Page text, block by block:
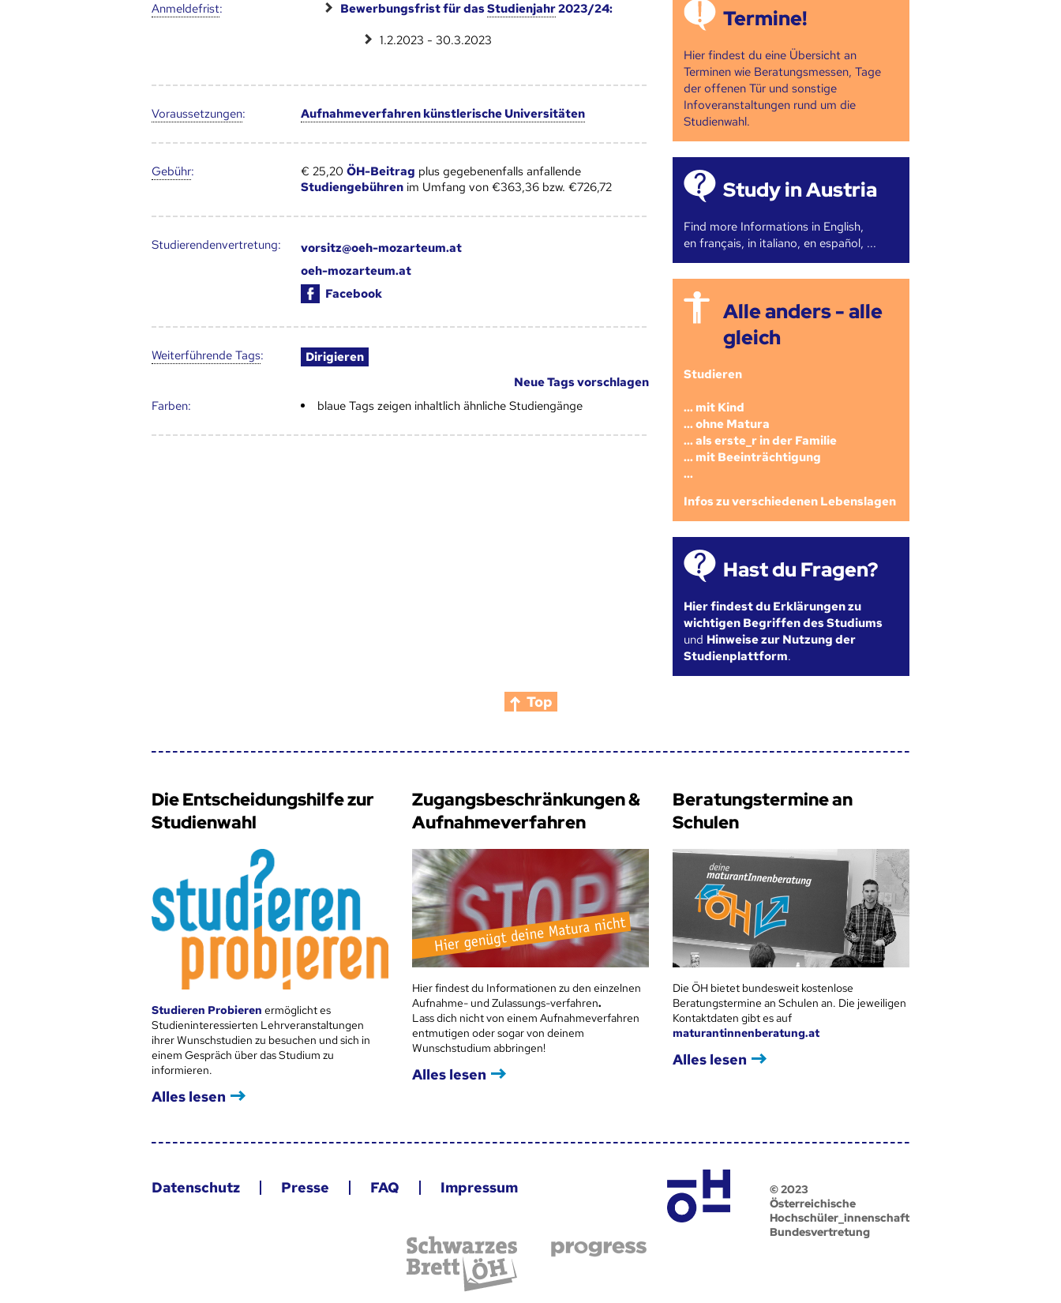
Anmelde­frist: Bewerbungsfrist für dasStudienjahr2023/24:
1.2.2023 - 30.3.2023
Voraus­setzungen: Aufnahmeverfahren künstlerische Universitäten
Gebühr: € 25,20 ÖH-Beitrag plus gegebenenfalls anfallende
Studiengebührenim Umfang von €363,36 bzw. €726,72
Studierendenvertretung:
vorsitz@oeh-mozarteum.at
oeh-mozarteum.at
Facebook
Weiter­führende Tags:
Dirigieren
Neue Tags vorschlagen
Farben:
blaue Tags zeigen inhaltlich ähnliche Studiengänge
Termine!
Hier findest du eine Übersicht an
Terminen wie Beratungsmessen, Tage
der offenen Tür und sonstige
Infoveranstaltungen rund um die
Studienwahl.
Study in Austria
Find more Informations in English,
en français, in italiano, en español, ...
Alle anders - alle
gleich
Studieren
... mit Kind
... ohne Matura
... als erste_r in der Familie
... mit Beeinträchtigung
...
Infos zu verschiedenen Lebenslagen
Hast du Fragen?
Hier findest du Erklärungen zu
wichtigen Begriffen des Studiums
und Hinweise zur Nutzung der
Studienplattform.
Top
Die Entscheidungshilfe zur
Studienwahl
Studieren Probieren ermöglicht es
Studieninteressierten Lehrveranstaltungen
ihrer Wunschstudien zu besuchen und sich in
einem Gespräch über das Studium zu
informieren.
Alles lesen
Zugangsbeschränkungen &
Aufnahmeverfahren
Hier findest du Informationen zu den einzelnen
Aufnahme- und Zulassungs-verfahren.
Lass dich nicht von einem Aufnahmeverfahren
entmutigen oder sogar von deinem
Wunschstudium abbringen!
Alles lesen
Beratungstermine an
Schulen
Die ÖH bietet bundesweit kostenlose
Beratungstermine an Schulen an. Die jeweiligen
Kontaktdaten gibt es auf
maturantinnenberatung.at
Alles lesen
Datenschutz Presse FAQ Impressum
© 2023
Österreichische
Hochschüler_innenschaft
Bundesvertretung